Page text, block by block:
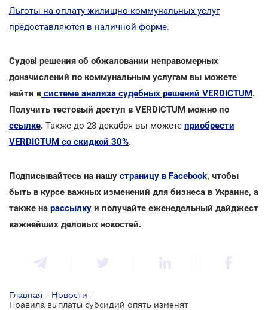
Льготы на оплату жилищно-коммунальных услуг
предоставляются в наличной форме.
Cудові решения об обжаловании неправомерных
доначислений по коммунальным услугам вы можете
найти в системе анализа судебных решений VERDICTUM.
Получить тестовый доступ в VERDICTUM можно по
ссылке. Также до 28 декабря вы можете приобрести
VERDICTUM со скидкой 30%.
Подписывайтесь на нашу страницу в Facebook, чтобы
быть в курсе важных изменений для бизнеса в Украине, а
также на рассылку и получайте еженедельный дайджест
важнейших деловых новостей.
Главная / Новости /
Правила выплаты субсидий опять изменят